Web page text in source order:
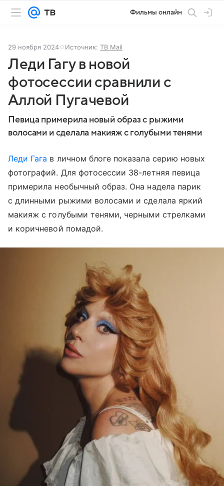
Фильмы онлайн
29 ноября 2024 Источник: ТВ Mail
Леди Гагу в новой
фотосессии сравнили с
Аллой Пугачевой
Певица примерила новый образ с рыжими
волосами и сделала макияж с голубыми тенями
Леди Гага в личном блоге показала серию новых
фотографий. Для фотосессии 38-летняя певица
примерила необычный образ. Она надела парик
с длинными рыжими волосами и сделала яркий
макияж с голубыми тенями, черными стрелками
и коричневой помадой.